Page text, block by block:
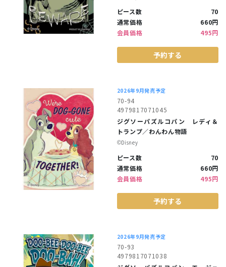
ピース数
70
通常価格
660円
会員価格
495円
予約する
2026年9月発売予定
70-94
4979817071045
ジグソーパズルコパン レディ＆
トランプ／わんわん物語
©︎Disney
ピース数
70
通常価格
660円
会員価格
495円
予約する
2026年9月発売予定
70-93
4979817071038